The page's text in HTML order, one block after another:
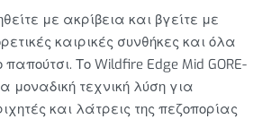
με ακρίβεια και βγείτε με
καιρικές συνθήκες και όλα
Το Wildfire Edge Mid GORE-
μοναδική τεχνική λύση για
και λάτρεις της πεζοπορίας